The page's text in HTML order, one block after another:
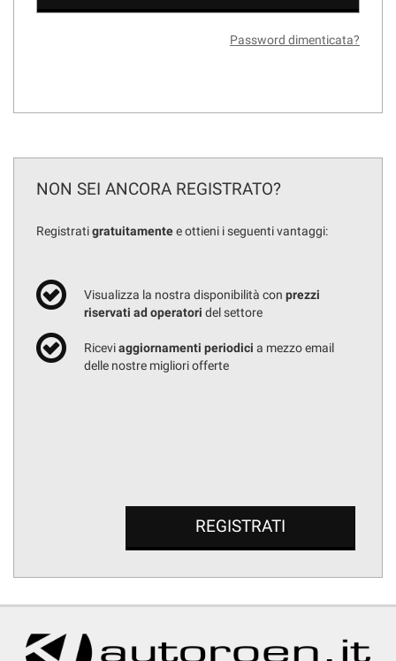
Password dimenticata?
NON SEI ANCORA REGISTRATO?
Registratigratuitamentee ottieni i seguenti vantaggi:
Visualizza la nostra disponibilità con prezzi
riservati ad operatori del settore
Riceviaggiornamenti periodici a mezzo email
delle nostre migliori offerte
REGISTRATI